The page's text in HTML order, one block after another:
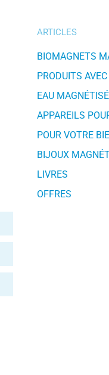
ARTICLES
BIOMAGNETS
PRODUITS
EAU
APPAREILS
POUR VOTRE
BIJOUX
LIVRES
OFFRES